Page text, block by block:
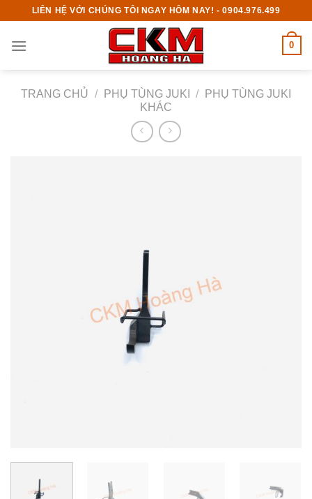
content
LIÊN HỆ VỚI CHÚNG TÔI NGAY HÔM NAY! - 0904.976.499
0
TRANG CHỦ / PHỤ TÙNG JUKI /
PHỤ TÙNG JUKI
KHÁC